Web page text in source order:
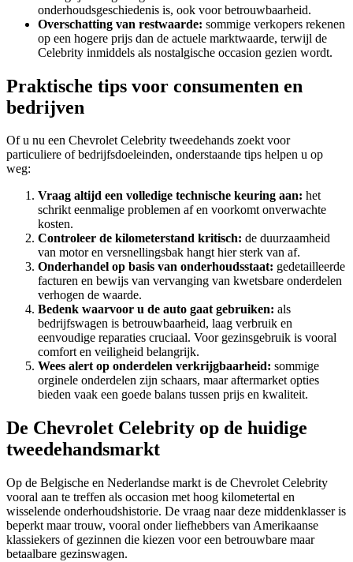
onderhoudsgeschiedenis is, ook voor betrouwbaarheid.
Overschatting van restwaarde: sommige verkopers rekenen
op een hogere prijs dan de actuele marktwaarde, terwijl de
Celebrity inmiddels als nostalgische occasion gezien wordt.
Praktische tips voor consumenten en
bedrijven
Of u nu een Chevrolet Celebrity tweedehands zoekt voor
particuliere of bedrijfsdoeleinden, onderstaande tips helpen u op
weg:
Vraag altijd een volledige technische keuring aan: het
schrikt eenmalige problemen af en voorkomt onverwachte
kosten.
Controleer de kilometerstand kritisch: de duurzaamheid
van motor en versnellingsbak hangt hier sterk van af.
Onderhandel op basis van onderhoudsstaat: gedetailleerde
facturen en bewijs van vervanging van kwetsbare onderdelen
verhogen de waarde.
Bedenk waarvoor u de auto gaat gebruiken: als
bedrijfswagen is betrouwbaarheid, laag verbruik en
eenvoudige reparaties cruciaal. Voor gezinsgebruik is vooral
comfort en veiligheid belangrijk.
Wees alert op onderdelen verkrijgbaarheid: sommige
orginele onderdelen zijn schaars, maar aftermarket opties
bieden vaak een goede balans tussen prijs en kwaliteit.
De Chevrolet Celebrity op de huidige
tweedehandsmarkt
Op de Belgische en Nederlandse markt is de Chevrolet Celebrity
vooral aan te treffen als occasion met hoog kilometertal en
wisselende onderhoudshistorie. De vraag naar deze middenklasser is
beperkt maar trouw, vooral onder liefhebbers van Amerikaanse
klassiekers of gezinnen die kiezen voor een betrouwbare maar
betaalbare gezinswagen.